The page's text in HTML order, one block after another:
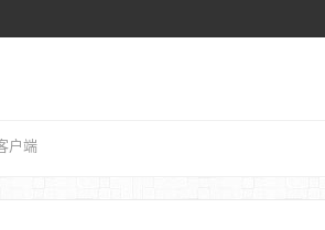
户端